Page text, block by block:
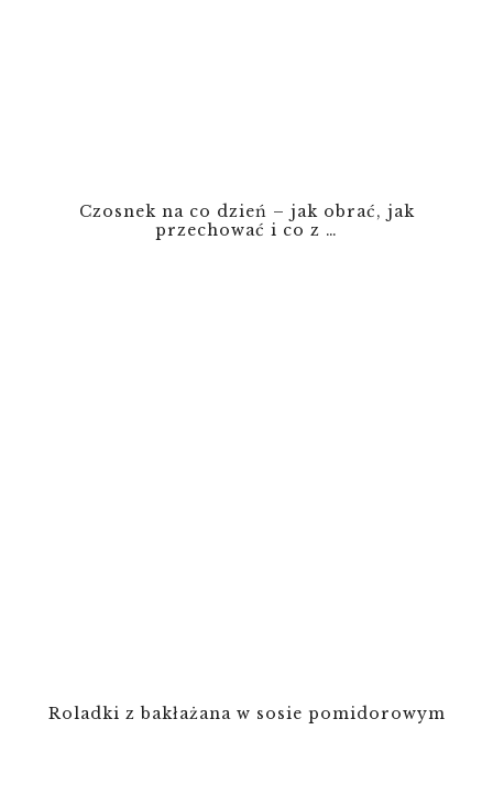
Czosnek na co dzień – jak obrać, jak
przechować i co z …
Roladki z bakłażana w sosie pomidorowym